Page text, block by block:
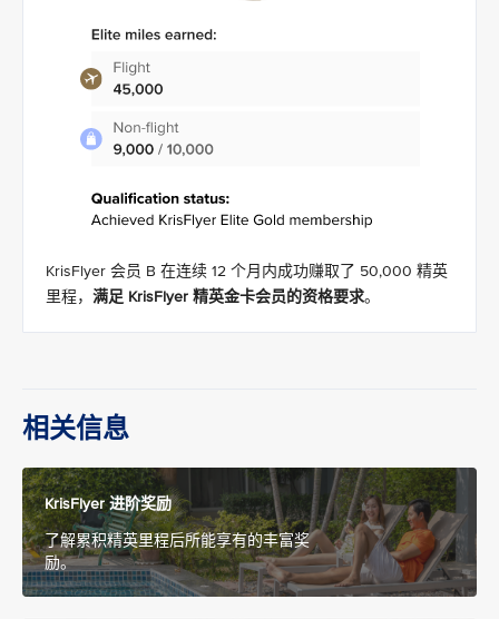
KrisFlyer 会员 B 在连续 12 个月内成功赚取了 50,000 精英
里程， 满足 KrisFlyer 精英金卡会员的资格要求。
相关信息
KrisFlyer 进阶奖励
了解累积精英里程后所能享有的丰富奖
励。